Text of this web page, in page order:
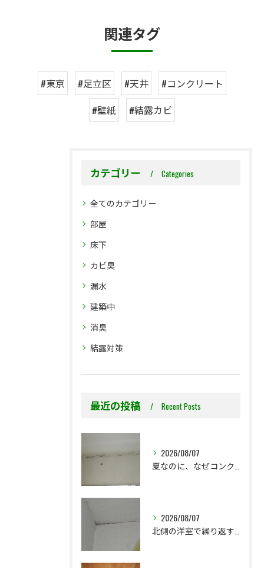
関連タグ
#東京 #足立区 #天井
#コンクリート
#壁紙
#結露カビ
カテゴリー Categories
全てのカテゴリー
部屋
床下
カビ臭
漏水
建築中
消臭
結露対策
最近の投稿 Recent Posts
2026/08/07
2026/08/07